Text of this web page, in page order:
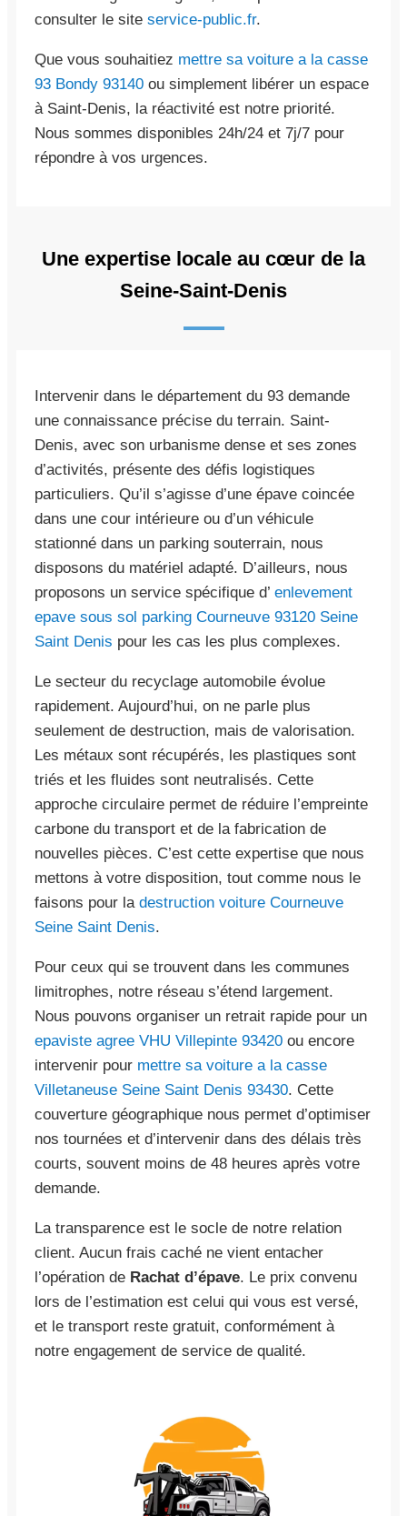
consulter le site service-public.fr.
Que vous souhaitiez mettre sa voiture a la casse
93 Bondy 93140 ou simplement libérer un espace
à Saint-Denis, la réactivité est notre priorité.
Nous sommes disponibles 24h/24 et 7j/7 pour
répondre à vos urgences.
Une expertise locale au cœur de la
Seine-Saint-Denis
Intervenir dans le département du 93 demande
une connaissance précise du terrain. Saint-
Denis, avec son urbanisme dense et ses zones
d’activités, présente des défis logistiques
particuliers. Qu’il s’agisse d’une épave coincée
dans une cour intérieure ou d’un véhicule
stationné dans un parking souterrain, nous
disposons du matériel adapté. D’ailleurs, nous
proposons un service spécifique d’ enlevement
epave sous sol parking Courneuve 93120 Seine
Saint Denis pour les cas les plus complexes.
Le secteur du recyclage automobile évolue
rapidement. Aujourd’hui, on ne parle plus
seulement de destruction, mais de valorisation.
Les métaux sont récupérés, les plastiques sont
triés et les fluides sont neutralisés. Cette
approche circulaire permet de réduire l’empreinte
carbone du transport et de la fabrication de
nouvelles pièces. C’est cette expertise que nous
mettons à votre disposition, tout comme nous le
faisons pour la destruction voiture Courneuve
Seine Saint Denis.
Pour ceux qui se trouvent dans les communes
limitrophes, notre réseau s’étend largement.
Nous pouvons organiser un retrait rapide pour un
epaviste agree VHU Villepinte 93420 ou encore
intervenir pour mettre sa voiture a la casse
Villetaneuse Seine Saint Denis 93430. Cette
couverture géographique nous permet d’optimiser
nos tournées et d’intervenir dans des délais très
courts, souvent moins de 48 heures après votre
demande.
La transparence est le socle de notre relation
client. Aucun frais caché ne vient entacher
l’opération de Rachat d’épave. Le prix convenu
lors de l’estimation est celui qui vous est versé,
et le transport reste gratuit, conformément à
notre engagement de service de qualité.